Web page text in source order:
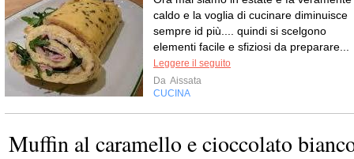
caldo e la voglia di cucinare diminuisce
sempre id più.... quindi si scelgono
elementi facile e sfiziosi da preparare...
Leggere il seguito
Da Aissata
CUCINA
Muffin al caramello e cioccolato